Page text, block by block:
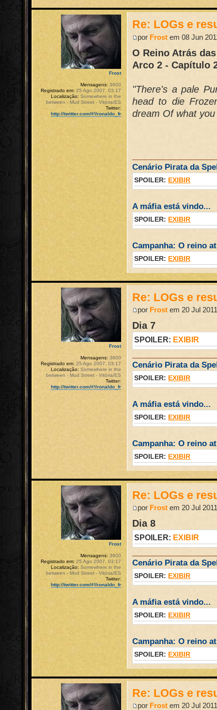
Re: LOGs e
por Frost em 08 Jun
O Reino Atrás
Arco 2 - Capítulo
"There's a pale
head to die
dream Of what
Cenário Pirata da
SPOILER: EXIBIR
A máfia está vindo...
SPOILER: EXIBIR
Campanha: O reino
SPOILER: EXIBIR
Frost
Mensagens: 3600
Registrado em: 25 Ago 2007, 03:17
Localização: Somewhere in the
between - Mud Street - Vitória/ES
Twitter:
http://twitter.com/#!/ronaldo_fr
Re: LOGs e
por Frost em 20 Jul
Dia 7
SPOILER: EXIBIR
Cenário Pirata da
SPOILER: EXIBIR
A máfia está vindo...
SPOILER: EXIBIR
Campanha: O reino
SPOILER: EXIBIR
Frost
Mensagens: 3600
Registrado em: 25 Ago 2007, 03:17
Localização: Somewhere in the
between - Mud Street - Vitória/ES
Twitter:
http://twitter.com/#!/ronaldo_fr
Re: LOGs e
por Frost em 20 Jul
Dia 8
SPOILER: EXIBIR
Cenário Pirata da
SPOILER: EXIBIR
A máfia está vindo...
SPOILER: EXIBIR
Campanha: O reino
SPOILER: EXIBIR
Frost
Mensagens: 3600
Registrado em: 25 Ago 2007, 03:17
Localização: Somewhere in the
between - Mud Street - Vitória/ES
Twitter:
http://twitter.com/#!/ronaldo_fr
Re: LOGs e
por Frost em 20 Jul